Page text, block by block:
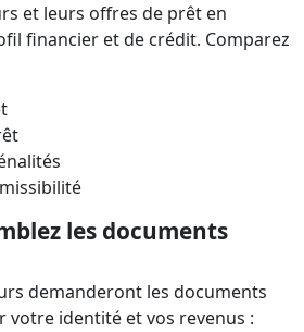
et leurs offres de prêt en
financier et de crédit. Comparez
les documents
demanderont les documents
votre identité et vos revenus :